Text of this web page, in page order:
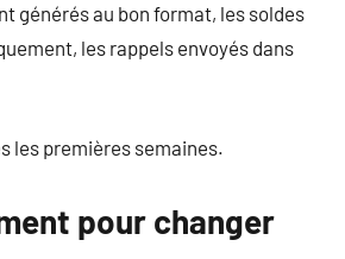
générés au bon format, les soldes
les rappels envoyés dans
les premières semaines.
pour changer